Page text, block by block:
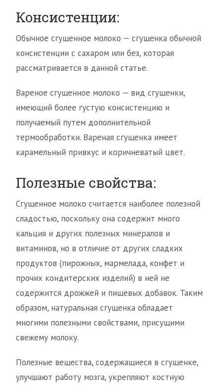
Консистенции:
Обычное сгущенное молоко — сгущенка обычной
консистенции с сахаром или без, которая
рассматривается в данной статье.
Вареное сгущенное молоко — вид сгущенки,
имеющий более густую консистенцию и
получаемый путем дополнительной
термообработки. Вареная сгущенка имеет
карамельный привкус и коричневатый цвет.
Полезные свойства:
Сгущенное молоко считается наиболее полезной
сладостью, поскольку она содержит много
кальция и других полезных минералов и
витаминов, но в отличие от других сладких
продуктов (пирожных, мармелада, конфет и
прочих кондитерских изделий) в ней не
содержится дрожжей и пищевых добавок. Таким
образом, натуральная сгущенка обладает
многими полезными свойствами, присущими
свежему молоку.
Полезные вещества, содержащиеся в сгущенке,
улучшают работу мозга, укрепляют костную